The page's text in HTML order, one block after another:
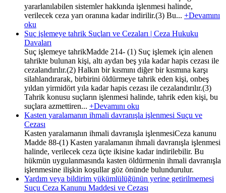
yararlanılabilen sistemler hakkında işlenmesi halinde,
verilecek ceza yarı oranına kadar indirilir.(3) Bu... +Devamını
oku
Suç işlemeye tahrik Suçları ve Cezaları | Ceza Hukuku
Davaları
Suç işlemeye tahrikMadde 214- (1) Suç işlemek için alenen
tahrikte bulunan kişi, altı aydan beş yıla kadar hapis cezası ile
cezalandırılır.(2) Halkın bir kısmını diğer bir kısmına karşı
silahlandırarak, birbirini öldürmeye tahrik eden kişi, onbeş
yıldan yirmidört yıla kadar hapis cezası ile cezalandırılır.(3)
Tahrik konusu suçların işlenmesi halinde, tahrik eden kişi, bu
suçlara azmettiren... +Devamını oku
Kasten yaralamanın ihmali davranışla işlenmesi Suçu ve
Cezası
Kasten yaralamanın ihmali davranışla işlenmesiCeza kanunu
Madde 88-(1) Kasten yaralamanın ihmali davranışla işlenmesi
halinde, verilecek ceza üçte ikisine kadar indirilebilir. Bu
hükmün uygulanmasında kasten öldürmenin ihmali davranışla
işlenmesine ilişkin koşullar göz önünde bulundurulur.
Yardım veya bildirim yükümlülüğünün yerine getirilmemesi
Suçu Ceza Kanunu Maddesi ve Cezası